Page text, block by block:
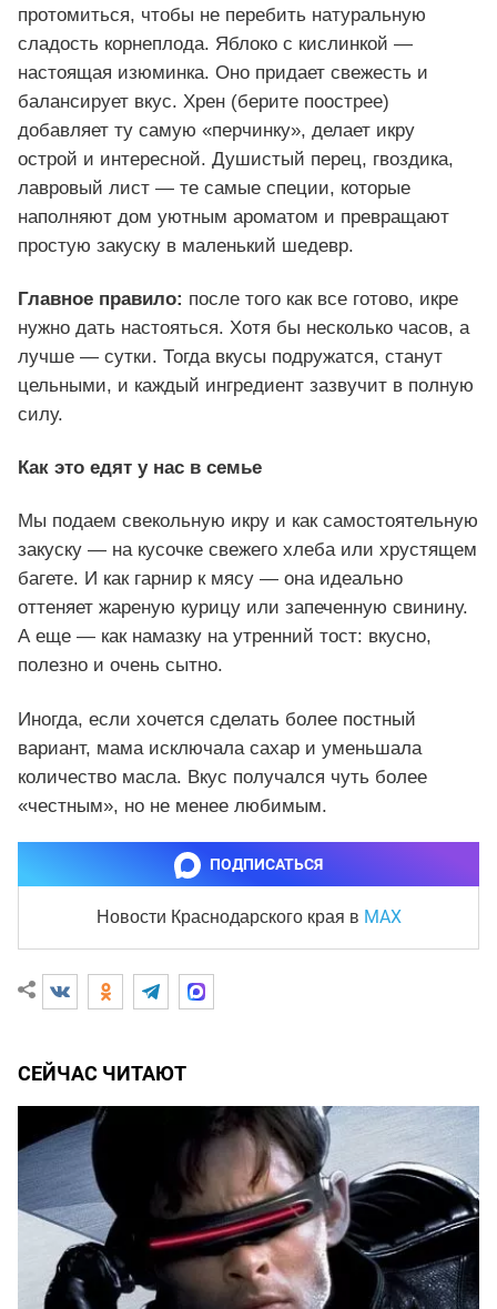
протомиться, чтобы не перебить натуральную
сладость корнеплода. Яблоко с кислинкой —
настоящая изюминка. Оно придает свежесть и
балансирует вкус. Хрен (берите поострее)
добавляет ту самую «перчинку», делает икру
острой и интересной. Душистый перец, гвоздика,
лавровый лист — те самые специи, которые
наполняют дом уютным ароматом и превращают
простую закуску в маленький шедевр.
Главное правило: после того как все готово, икре
нужно дать настояться. Хотя бы несколько часов, а
лучше — сутки. Тогда вкусы подружатся, станут
цельными, и каждый ингредиент зазвучит в полную
силу.
Как это едят у нас в семье
Мы подаем свекольную икру и как самостоятельную
закуску — на кусочке свежего хлеба или хрустящем
багете. И как гарнир к мясу — она идеально
оттеняет жареную курицу или запеченную свинину.
А еще — как намазку на утренний тост: вкусно,
полезно и очень сытно.
Иногда, если хочется сделать более постный
вариант, мама исключала сахар и уменьшала
количество масла. Вкус получался чуть более
«честным», но не менее любимым.
ПОДПИСАТЬСЯ
Новости Краснодарского края в MAX
СЕЙЧАС ЧИТАЮТ